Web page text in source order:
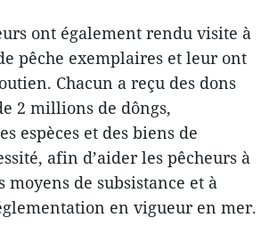
ont également rendu visite à
pêche exemplaires et leur ont
Chacun a reçu des dons
2 millions de dôngs,
espèces et des biens de
afin d’aider les pêcheurs à
moyens de subsistance et à
en vigueur en mer.